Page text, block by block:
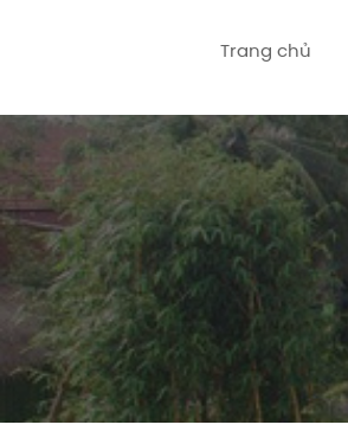
Trang chủ